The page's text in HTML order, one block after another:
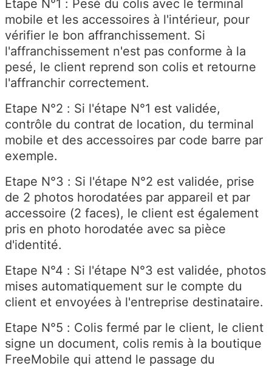
Etape N°1 : Pesé du colis avec le terminal
mobile et les accessoires à l'intérieur, pour
vérifier le bon affranchissement. Si
l'affranchissement n'est pas conforme à la
pesé, le client reprend son colis et retourne
l'affranchir correctement.
Etape N°2 : Si l'étape N°1 est validée,
contrôle du contrat de location, du terminal
mobile et des accessoires par code barre par
exemple.
Etape N°3 : Si l'étape N°2 est validée, prise
de 2 photos horodatées par appareil et par
accessoire (2 faces), le client est également
pris en photo horodatée avec sa pièce
d'identité.
Etape N°4 : Si l'étape N°3 est validée, photos
mises automatiquement sur le compte du
client et envoyées à l'entreprise destinataire.
Etape N°5 : Colis fermé par le client, le client
signe un document, colis remis à la boutique
FreeMobile qui attend le passage du